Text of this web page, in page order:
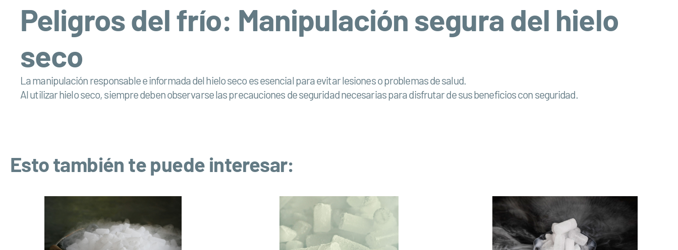
Peligros del frío: Manipulación segura del hielo
seco
La manipulación responsable e informada del hielo seco es esencial para evitar lesiones o problemas de salud.
Al utilizar hielo seco, siempre deben observarse las precauciones de seguridad necesarias para disfrutar de sus beneficios con seguridad.
Esto también te puede interesar: